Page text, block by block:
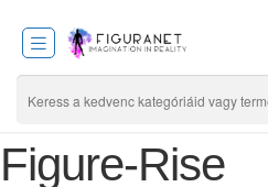
Figure-Rise